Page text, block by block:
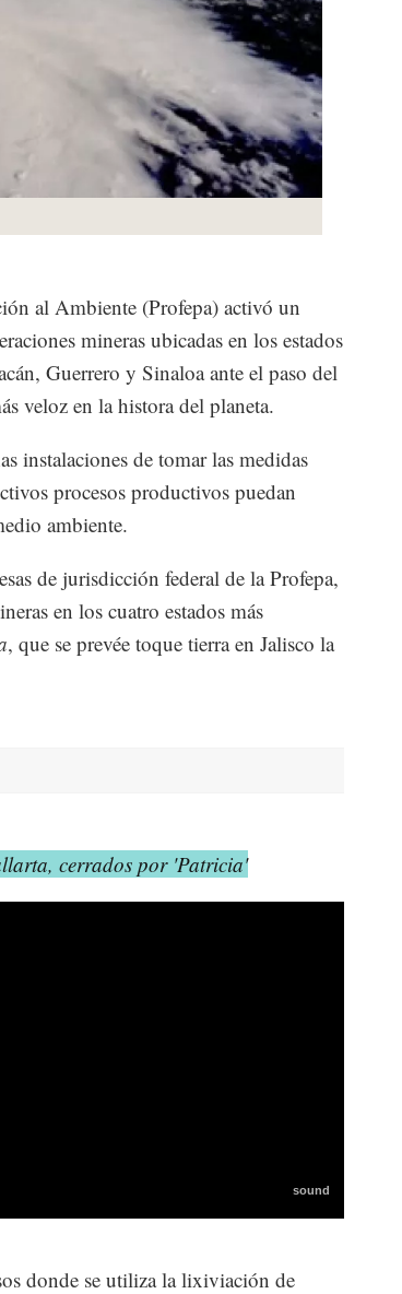
al Ambiente (Profepa) activó un
mineras ubicadas en los estados
Guerrero y Sinaloa ante el paso del
veloz en la histora del planeta.
instalaciones de tomar las medidas
procesos productivos puedan
ambiente.
de jurisdicción federal de la Profepa,
en los cuatro estados más
, que se prevée toque tierra en Jalisco la
cerrados por 'Patricia'
donde se utiliza la lixiviación de